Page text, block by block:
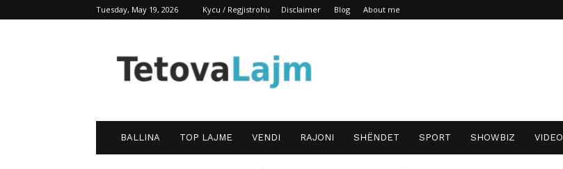
Tuesday, May 19, 2026 Kycu / Regjistrohu Disclaimer Blog About me
BALLINA TOP LAJME VENDI RAJONI SHËNDET SPORT SHOWBIZ VIDEO